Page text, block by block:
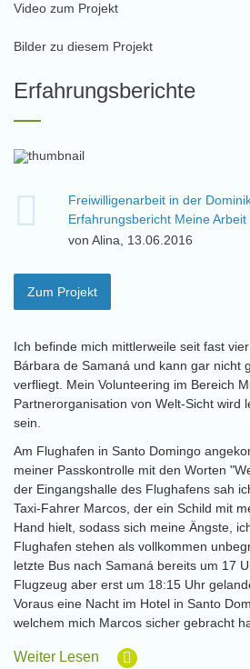
Video zum Projekt
Bilder zu diesem Projekt
Erfahrungsberichte
Freiwilligenarbeit in der
Erfahrungsbericht Meine
von Alina, 13.06.2016
Zum Projekt
Ich befinde mich mittlerweile seit fast
Bárbara de Samaná und kann gar nicht
verfliegt. Mein Volunteering im Bereich
Partnerorganisation von Welt-Sicht wird
sein.
Am Flughafen in Santo Domingo
meiner Passkontrolle mit den Worten
der Eingangshalle des Flughafens sah
Taxi-Fahrer Marcos, der ein Schild mit
Hand hielt, sodass sich meine Ängste,
Flughafen stehen als vollkommen
letzte Bus nach Samaná bereits um 17
Flugzeug aber erst um 18:15 Uhr
Voraus eine Nacht im Hotel in Santo
welchem mich Marcos sicher gebracht
Weiter Lesen